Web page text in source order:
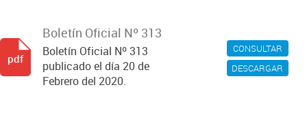
CONSULTAR
DESCARGAR
Boletín Oficial Nº 313
Boletín Oficial Nº 313
publicado el día 20 de
Febrero del 2020.
pdf